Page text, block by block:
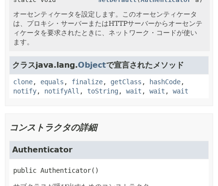
オーセンティケータを設定します。このオーセンティケータ
は、プロキシ・サーバーまたはHTTPサーバーからオーセンテ
ィケータを要求されたときに、ネットワーク・コードが使い
ます。
クラスjava.lang.Objectで宣言されたメソッド
clone, equals , finalize, getClass , hashCode,
notify, notifyAll , toString , wait , wait , wait
コンストラクタの詳細
Authenticator
public Authenticator()